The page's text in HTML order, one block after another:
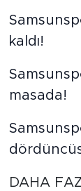
kaldı!
masada!
DAHA